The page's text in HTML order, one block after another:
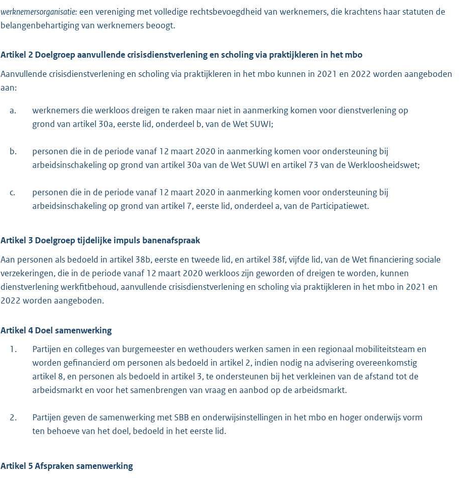
werknemersorganisatie: een vereniging met volledige rechtsbevoegdheid van werknemers, die krachtens haar statuten de
belangenbehartiging van werknemers beoogt.
Artikel 2 Doelgroep aanvullende crisisdienstverlening en scholing via praktijkleren in het mbo
Aanvullende crisisdienstverlening en scholing via praktijkleren in het mbo kunnen in 2021 en 2022 worden aangeboden
aan:
a.
werknemers die werkloos dreigen te raken maar niet in aanmerking komen voor dienstverlening op
grond van artikel 30a, eerste lid, onderdeel b, van de Wet SUWI;
b.
personen die in de periode vanaf 12 maart 2020 in aanmerking komen voor ondersteuning bij
arbeidsinschakeling op grond van artikel 30a van de Wet SUWI en artikel 73 van de Werkloosheidswet;
c.
personen die in de periode vanaf 12 maart 2020 in aanmerking komen voor ondersteuning bij
arbeidsinschakeling op grond van artikel 7, eerste lid, onderdeel a, van de Participatiewet.
Artikel 3 Doelgroep tijdelijke impuls banenafspraak
Aan personen als bedoeld in artikel 38b, eerste en tweede lid, en artikel 38f, vijfde lid, van de Wet financiering sociale
verzekeringen, die in de periode vanaf 12 maart 2020 werkloos zijn geworden of dreigen te worden, kunnen
dienstverlening werkfitbehoud, aanvullende crisisdienstverlening en scholing via praktijkleren in het mbo in 2021 en
2022 worden aangeboden.
Artikel 4 Doel samenwerking
1.
Partijen en colleges van burgemeester en wethouders werken samen in een regionaal mobiliteitsteam en
worden gefinancierd om personen als bedoeld in artikel 2, indien nodig na advisering overeenkomstig
artikel 8, en personen als bedoeld in artikel 3, te ondersteunen bij het verkleinen van de afstand tot de
arbeidsmarkt en voor het samenbrengen van vraag en aanbod op de arbeidsmarkt.
2.
Partijen geven de samenwerking met SBB en onderwijsinstellingen in het mbo en hoger onderwijs vorm
ten behoeve van het doel, bedoeld in het eerste lid.
Artikel 5 Afspraken samenwerking